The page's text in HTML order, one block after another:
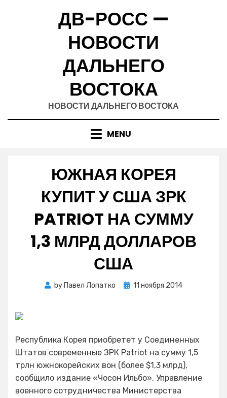
ДВ-РОСС —
НОВОСТИ
ДАЛЬНЕГО
ВОСТОКА
НОВОСТИ ДАЛЬНЕГО ВОСТОКА
MENU
ЮЖНАЯ КОРЕЯ
КУПИТ У США ЗРК
PATRIOT НА СУММУ
1,3 МЛРД ДОЛЛАРОВ
США
by Павел Лопатко
Posted
11 ноября 2014
Республика Корея приобретет у Соединенных
Штатов современные ЗРК Patriot на сумму 1,5
трлн южнокорейских вон (более $1,3 млрд),
сообщило издание «Чосон Ильбо». Управление
военного сотрудничества Министерства